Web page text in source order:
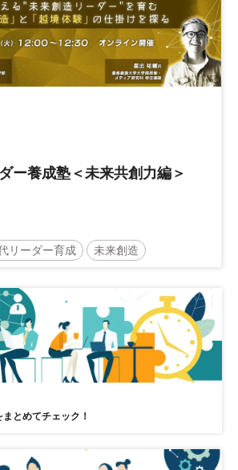
ー養成塾＜未来共創力編＞
リーダー育成 未来創造
とめてチェック！